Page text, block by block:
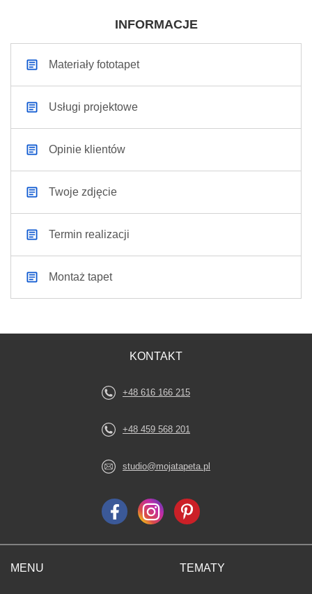
INFORMACJE
Materiały fototapet
Usługi projektowe
Opinie klientów
Twoje zdjęcie
Termin realizacji
Montaż tapet
MENU TEMATY
KONTAKT
+48 616 166 215
+48 459 568 201
studio@mojatapeta.pl